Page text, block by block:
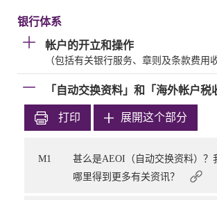
银行体系
帐户的开立和操作
（包括有关银行服务、章则及条款费用
「自动交换资料」和「海外帐户税
打印 展開这个部分
M1
甚么是AEOI（自动交换资料）？
哪里得到更多有关资讯？